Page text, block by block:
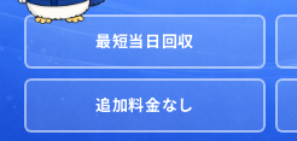
最短当日回収
追加料金なし